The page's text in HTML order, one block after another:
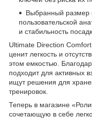
Выбранный размер
пользовательской
и стабильность
Ultimate Direction
ценит легкость и
этом емкостью.
подходит для активных
ищут решения для
тренировок.
Теперь в магазине
сочетающую в себе